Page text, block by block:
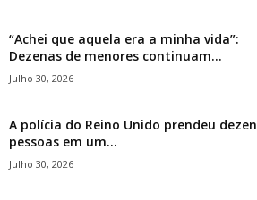
“Achei que aquela era a minha vida”:
Dezenas de menores continuam...
Julho 30, 2026
A polícia do Reino Unido prendeu
pessoas em um...
Julho 30, 2026